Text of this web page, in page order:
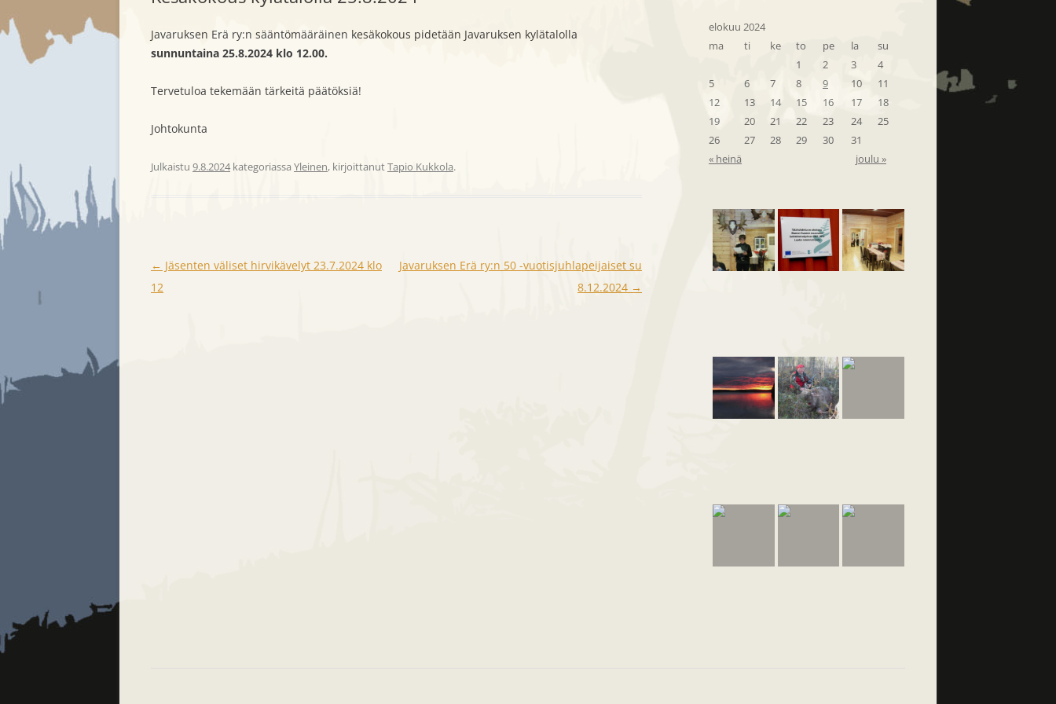
JÄSENANOMUS
JÄSENMAKSU
METSÄSTYKSENJOHTAJAT
VIERASLUVAT
Javaruksen Erä ry:n sääntömääräinen kesäkokous pidetään Javaruksen kylätalolla
sunnuntaina 25.8.2024 klo 12.00.
Tervetuloa tekemään tärkeitä päätöksiä!
Johtokunta
Julkaistu 9.8.2024 kategoriassa Yleinen, kirjoittanutTapio Kukkola.
Artikkelien
selaus
← Jäsenten väliset hirvikävelyt 23.7.2024 klo
12
Javaruksen Erä ry:n 50 -vuotisjuhlapeijaiset su
8.12.2024 →
elokuu 2024
ma
ti ke to pe la
su
1
2 3
4
5
6 7 8 9 10
11
12
13 14 15 16 17
18
19
20 21 22 23 24
25
26
27 28 29 30
31
« heinä
joulu »